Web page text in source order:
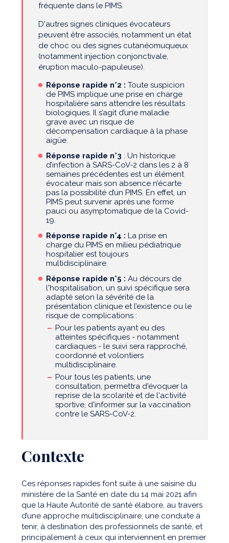
fréquente dans le PIMS.
D'autres signes cliniques évocateurs
peuvent être associés, notamment un état
de choc ou des signes cutanéomuqueux
(notamment injection conjonctivale,
éruption maculo-papuleuse).
Réponse rapide n°2 : Toute suspicion
de PIMS implique une prise en charge
hospitalière sans attendre les résultats
biologiques. Il s’agit d’une maladie
grave avec un risque de
décompensation cardiaque à la phase
aigüe.
Réponse rapide n°3 : Un historique
d’infection à SARS-CoV-2 dans les 2 à 8
semaines précédentes est un élément
évocateur mais son absence n’écarte
pas la possibilité d’un PIMS. En effet, un
PIMS peut survenir après une forme
pauci ou asymptomatique de la Covid-
19.
Réponse rapide n°4 : La prise en
charge du PIMS en milieu pédiatrique
hospitalier est toujours
multidisciplinaire.
Réponse rapide n°5 : Au décours de
l'hospitalisation, un suivi spécifique sera
adapté selon la sévérité de la
présentation clinique et l’existence ou le
risque de complications :
Pour les patients ayant eu des
atteintes spécifiques - notamment
cardiaques - le suivi sera rapproché,
coordonné et volontiers
multidisciplinaire.
Pour tous les patients, une
consultation, permettra d'évoquer la
reprise de la scolarité et de l'activité
sportive, d'informer sur la vaccination
contre le SARS-CoV-2.
Contexte
Ces réponses rapides font suite à une saisine du
ministère de la Santé en date du 14 mai 2021 afin
que la Haute Autorité de santé élabore, au travers
d’une approche multidisciplinaire, une conduite à
tenir, à destination des professionnels de santé, et
principalement à ceux qui interviennent en premier